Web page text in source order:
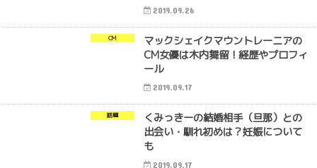
2019.09.26
CM
マックシェイクマウントレーニアの
CM女優は木内舞留！経歴やプロフィ
ール
2019.09.17
話題
くみっきーの結婚相手（旦那）との
出会い・馴れ初めは？妊娠について
も
2019.09.17